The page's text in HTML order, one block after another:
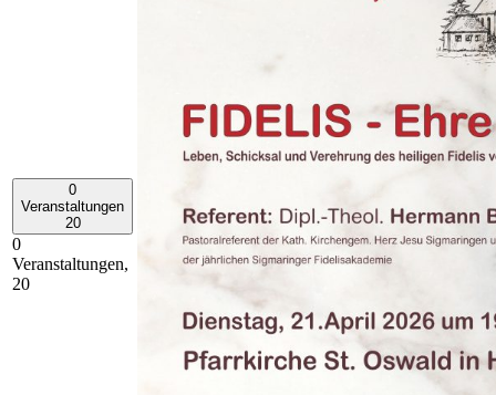
0
Veranstaltungen
20
0
Veranstaltungen,
20